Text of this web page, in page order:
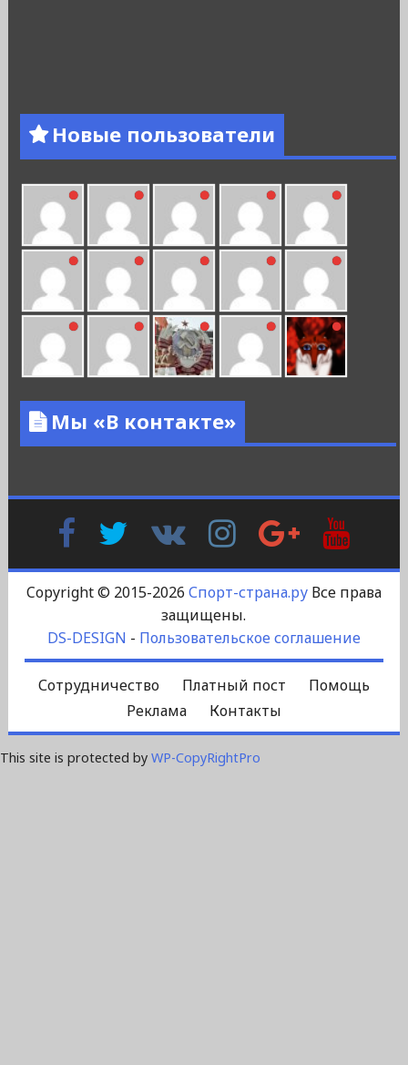
Новые пользователи
Мы «В контакте»
FacebookTwitter
Контакте
InstagramGoogle
Plus
Copyright © 2015-2026 Спорт-страна.руВсе права
защищены.
DS-DESIGN - Пользовательское соглашение
Сотрудничество Платный пост
Помощь
Реклама
Контакты
This site is protected by WP-CopyRightPro